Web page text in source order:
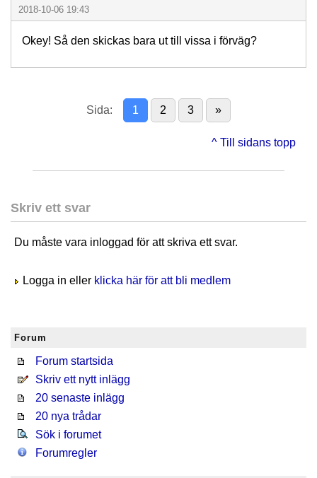
2018-10-06 19:43
Okey! Så den skickas bara ut till vissa i förväg?
Sida: 1 2 3 »
^ Till sidans topp
Skriv ett svar
Du måste vara inloggad för att skriva ett svar.
Logga in eller klicka här för att bli medlem
Forum
Forum startsida
Skriv ett nytt inlägg
20 senaste inlägg
20 nya trådar
Sök i forumet
Forumregler